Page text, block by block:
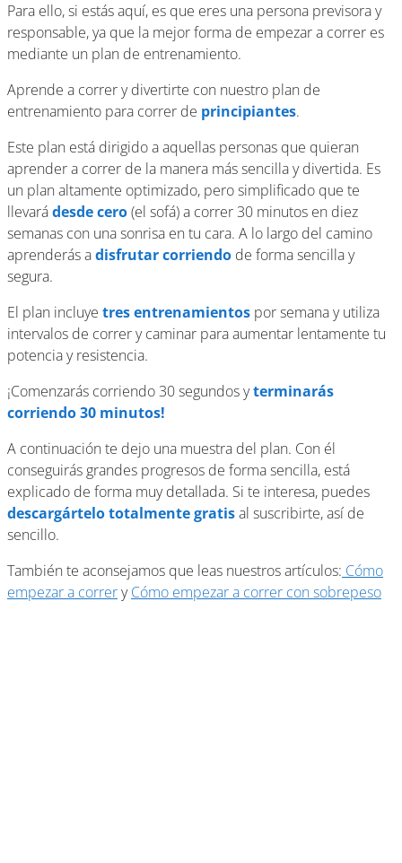
Para ello, si estás aquí, es que eres una persona previsora y
responsable, ya que la mejor forma de empezar a correr es
mediante un plan de entrenamiento.
Aprende a correr y divertirte con nuestro plan de
entrenamiento para correr de principiantes.
​Este plan está dirigido a aquellas personas que quieran
aprender a correr de la manera más sencilla y divertida. Es
un plan altamente optimizado, pero simplificado que te
llevarádesde cero(el sofá) a correr 30 minutos en diez
semanas con una sonrisa en tu cara. A lo largo del camino
aprenderás adisfrutar corriendo de forma sencilla y
segura.
​El plan incluye tres entrenamientos por semana y utiliza
intervalos de correr y caminar para aumentar lentamente tu
potencia y resistencia.
​¡Comenzarás corriendo 30 segundos yterminarás
corriendo 30 minutos!
​A continuación te dejo una muestra del plan. Con él
conseguirás grandes progresos de forma sencilla, está
explicado de forma muy detallada. Si te interesa, puedes
descargártelo totalmente gratisal suscribirte, así de
sencillo.
También te aconsejamos que leas nuestros artículos: Cómo
empezar a correryCómo empezar a correr con sobrepeso